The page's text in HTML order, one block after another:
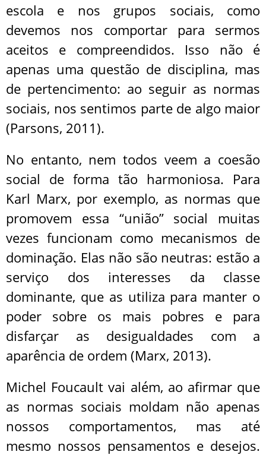
escola e nos grupos sociais, como
devemos nos comportar para sermos
aceitos e compreendidos. Isso não é
apenas uma questão de disciplina, mas
de pertencimento: ao seguir as normas
sociais, nos sentimos parte de algo maior
(Parsons, 2011).
No entanto, nem todos veem a coesão
social de forma tão harmoniosa. Para
Karl Marx, por exemplo, as normas que
promovem essa “união” social muitas
vezes funcionam como mecanismos de
dominação. Elas não são neutras: estão a
serviço dos interesses da classe
dominante, que as utiliza para manter o
poder sobre os mais pobres e para
disfarçar as desigualdades com a
aparência de ordem (Marx, 2013).
Michel Foucault vai além, ao afirmar que
as normas sociais moldam não apenas
nossos comportamentos, mas até
mesmo nossos pensamentos e desejos.